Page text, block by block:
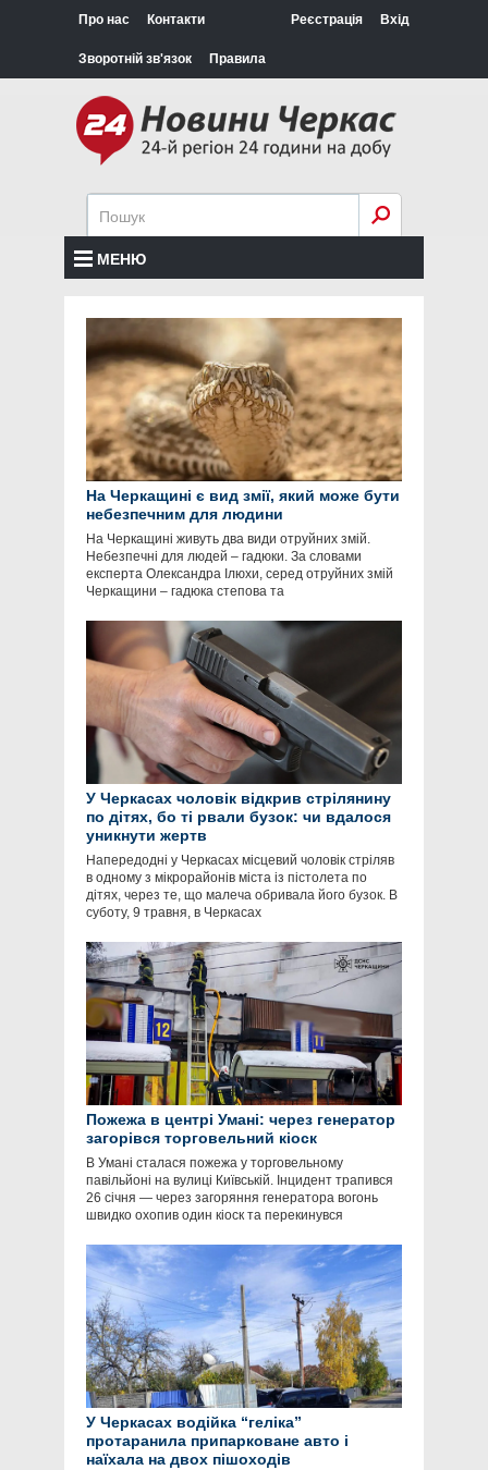
Про нас Контакти
Зворотній зв'язок Правила
Реєстрація Вхід
МЕНЮ
На Черкащині є вид змії, який може бути
небезпечним для людини
На Черкащині живуть два види отруйних змій.
Небезпечні для людей – гадюки. За словами
експерта Олександра Ілюхи, серед отруйних змій
Черкащини – гадюка степова та
У Черкасах чоловік відкрив стрілянину
по дітях, бо ті рвали бузок: чи вдалося
уникнути жертв
Напередодні у Черкасах місцевий чоловік стріляв
в одному з мікрорайонів міста із пістолета по
дітях, через те, що малеча обривала його бузок. В
суботу, 9 травня, в Черкасах
Пожежа в центрі Умані: через генератор
загорівся торговельний кіоск
В Умані сталася пожежа у торговельному
павільйоні на вулиці Київській. Інцидент трапився
26 січня — через загоряння генератора вогонь
швидко охопив один кіоск та перекинувся
У Черкасах водійка “геліка”
протаранила припарковане авто і
наїхала на двох пішоходів